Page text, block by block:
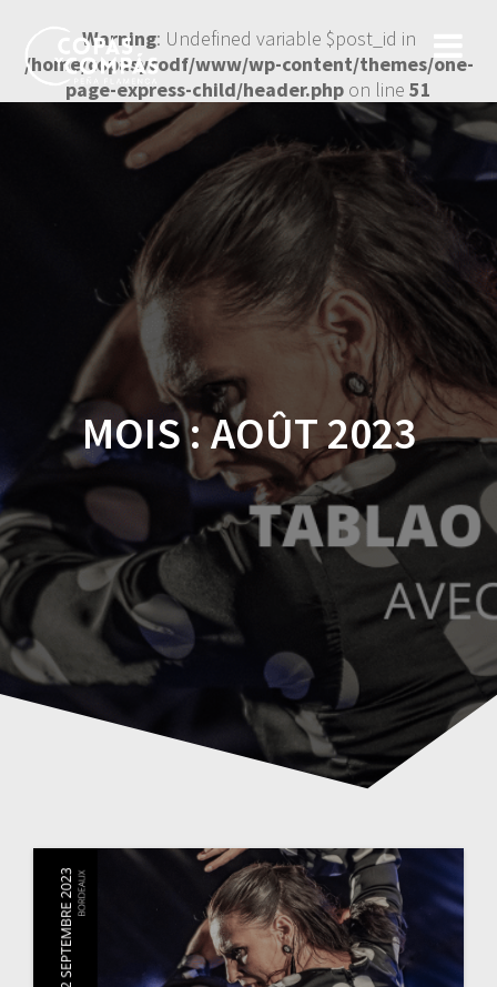
Warning: Undefined variable $post_id in
/home/copasycodf/www/wp-content/themes/one-
page-express-child/header.php on line 51
MOIS :AOÛT 2023